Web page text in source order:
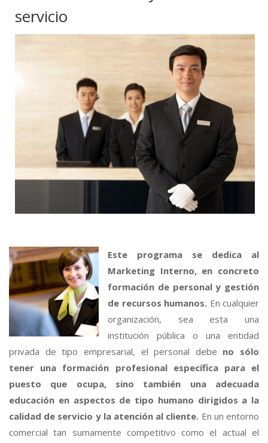
servicio
Este programa se dedica al
Marketing Interno, en concreto
formación de personal y gestión
de recursos humanos. En cualquier
organización, sea esta una
institución pública o una entidad
privada de tipo empresarial, el personal debe no sólo
tener una formación profesional específica para el
puesto que ocupa, sino también una adecuada
educación en aspectos de tipo humano dirigidos a la
calidad de servicio y la atención al cliente. En un entorno
comercial tan sumamente competitivo como el actual el